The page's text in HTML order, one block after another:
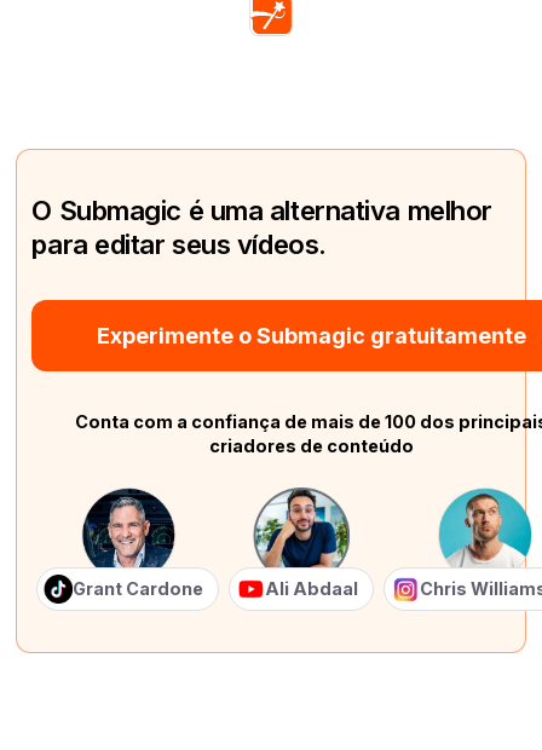
O Submagic é uma alternativa melhor
para editar seus vídeos.
Experimente o Submagic gratuitamente
Conta com a confiança de mais de 100 dos
criadores de conteúdo
Grant Cardone Ali Abdaal Chris